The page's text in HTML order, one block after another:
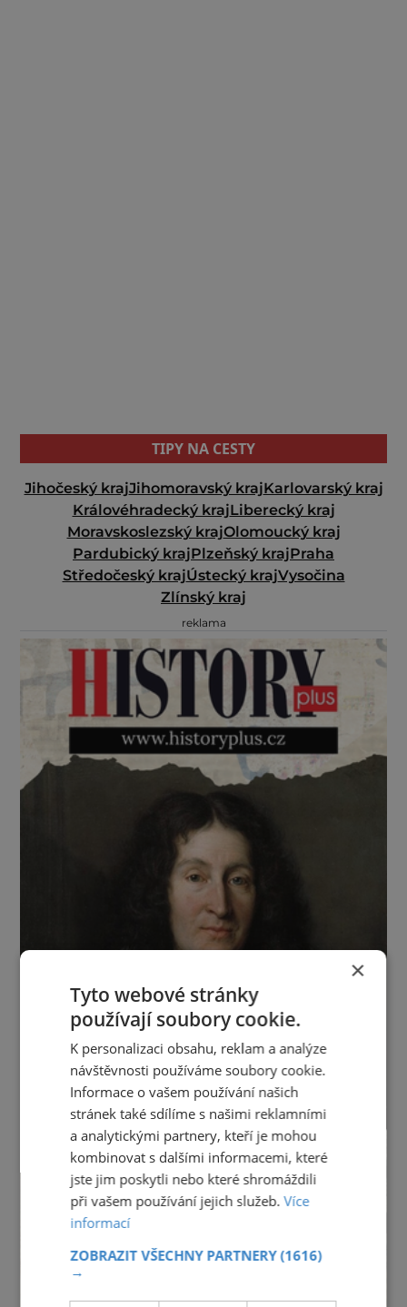
TIPY NA CESTY
Jihočeský krajJihomoravský krajKarlovarský kraj
Královéhradecký krajLiberecký kraj
Moravskoslezský krajOlomoucký kraj
Pardubický krajPlzeňský krajPraha
Středočeský krajÚstecký krajVysočina
Zlínský kraj
reklama
×
Tyto webové stránky
používají soubory cookie.
K personalizaci obsahu, reklam a analýze
návštěvnosti používáme soubory cookie.
Informace o vašem používání našich
stránek také sdílíme s našimi reklamními
a analytickými partnery, kteří je mohou
kombinovat s dalšími informacemi, které
jste jim poskytli nebo které shromáždili
při vašem používání jejich služeb.Více
informací
ZOBRAZIT VŠECHNY PARTNERY(1616)
→